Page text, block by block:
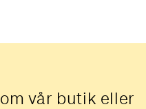
vår butik eller